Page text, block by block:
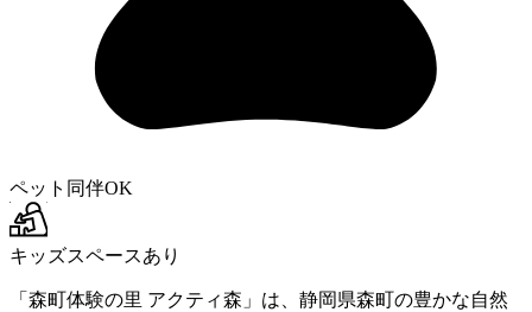
ペット同伴OK
キッズスペースあり
「森町体験の里 アクティ森」は、静岡県森町の豊かな自然